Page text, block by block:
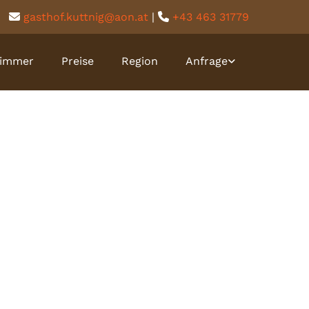
 gasthof.kuttnig@aon.at |  +43 463 31779
Preise Region Anfrage